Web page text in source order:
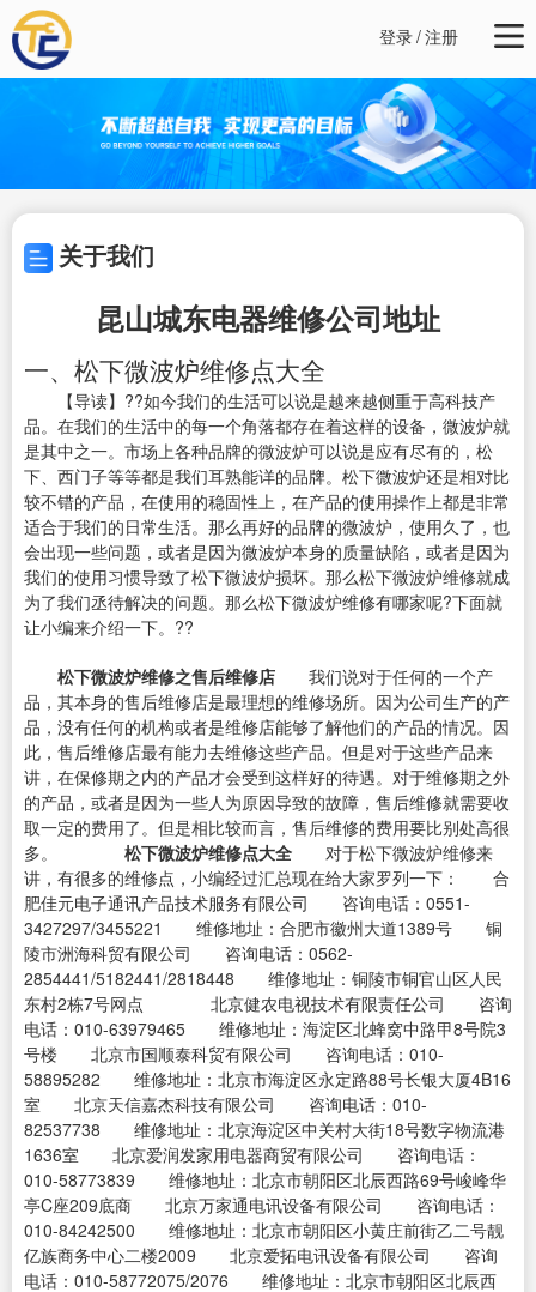
登录/注册
关于我们
昆山城东电器维修公司地址
一、松下微波炉维修点大全
【导读】??如今我们的生活可以说是越来越侧重于高科技产
品。在我们的生活中的每一个角落都存在着这样的设备，微波炉就
是其中之一。市场上各种品牌的微波炉可以说是应有尽有的，松
下、西门子等等都是我们耳熟能详的品牌。松下微波炉还是相对比
较不错的产品，在使用的稳固性上，在产品的使用操作上都是非常
适合于我们的日常生活。那么再好的品牌的微波炉，使用久了，也
会出现一些问题，或者是因为微波炉本身的质量缺陷，或者是因为
我们的使用习惯导致了松下微波炉损坏。那么松下微波炉维修就成
为了我们丞待解决的问题。那么松下微波炉维修有哪家呢?下面就
让小编来介绍一下。??
松下微波炉维修之售后维修店 我们说对于任何的一个产
品，其本身的售后维修店是最理想的维修场所。因为公司生产的产
品，没有任何的机构或者是维修店能够了解他们的产品的情况。因
此，售后维修店最有能力去维修这些产品。但是对于这些产品来
讲，在保修期之内的产品才会受到这样好的待遇。对于维修期之外
的产品，或者是因为一些人为原因导致的故障，售后维修就需要收
取一定的费用了。但是相比较而言，售后维修的费用要比别处高很
多。 松下微波炉维修点大全 对于松下微波炉维修来
讲，有很多的维修点，小编经过汇总现在给大家罗列一下： 合
肥佳元电子通讯产品技术服务有限公司 咨询电话：0551-
3427297/3455221 维修地址：合肥市徽州大道1389号 铜
陵市洲海科贸有限公司 咨询电话：0562-
2854441/5182441/2818448 维修地址：铜陵市铜官山区人民
东村2栋7号网点 北京健农电视技术有限责任公司 咨询
电话：010-63979465 维修地址：海淀区北蜂窝中路甲8号院3
号楼 北京市国顺泰科贸有限公司 咨询电话：010-
58895282 维修地址：北京市海淀区永定路88号长银大厦4B16
室 北京天信嘉杰科技有限公司 咨询电话：010-
82537738 维修地址：北京海淀区中关村大街18号数字物流港
1636室 北京爱润发家用电器商贸有限公司 咨询电话：
010-58773839 维修地址：北京市朝阳区北辰西路69号峻峰华
亭C座209底商 北京万家通电讯设备有限公司 咨询电话：
010-84242500 维修地址：北京市朝阳区小黄庄前街乙二号靓
亿族商务中心二楼2009 北京爱拓电讯设备有限公司 咨询
电话：010-58772075/2076 维修地址：北京市朝阳区北辰西